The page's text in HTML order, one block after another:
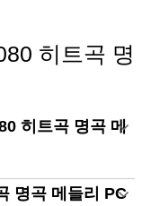
히트곡 명
히트곡 명곡 메
명곡 메들리 PC